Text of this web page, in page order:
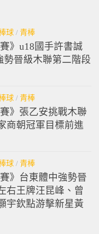
球 / 青棒
》u18國手許書誠
勢晉級木聯第二階段
球 / 青棒
》張乙安挑戰木聯
商朝冠軍目標前進
球 / 青棒
》台東體中強勢晉
右王牌汪昆峰、曾
宇欽點游擊新星黃